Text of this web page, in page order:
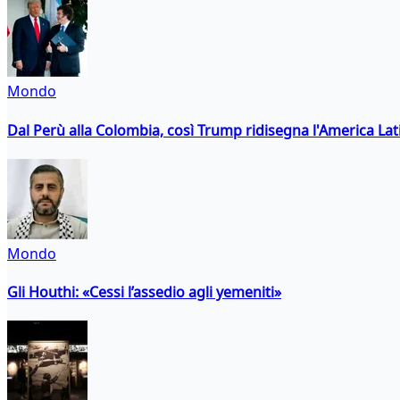
Mondo
Dal Perù alla Colombia, così Trump ridisegna l'America
Mondo
Gli Houthi: «Cessi l’assedio agli yemeniti»